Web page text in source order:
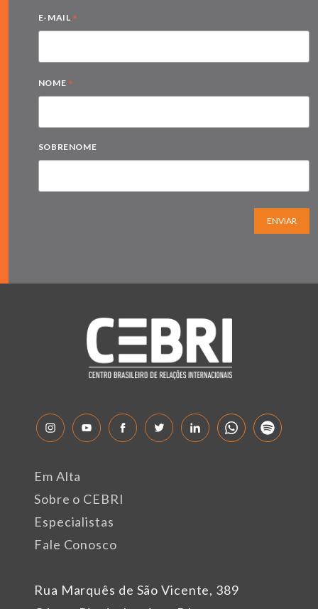
E-MAIL *
NOME *
SOBRENOME
ENVIAR
Rua Marquês de São Vicente, 389
Em Alta
Sobre o CEBRI
Especialistas
Fale Conosco